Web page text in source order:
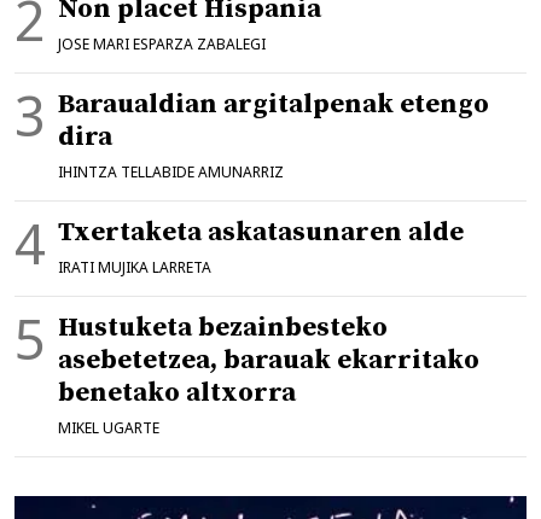
Non placet Hispania
JOSE MARI ESPARZA ZABALEGI
Baraualdian argitalpenak etengo
dira
IHINTZA TELLABIDE AMUNARRIZ
Txertaketa askatasunaren alde
IRATI MUJIKA LARRETA
Hustuketa bezainbesteko
asebetetzea, barauak ekarritako
benetako altxorra
MIKEL UGARTE